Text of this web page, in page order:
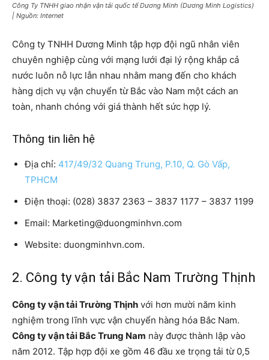
Công Ty TNHH giao nhận vận tải quốc tế Dương Minh (Dương Minh Logistics)
| Nguồn: Internet
Công ty TNHH Dương Minh tập hợp đội ngũ nhân viên
chuyên nghiệp cùng với mạng lưới đại lý rộng khắp cả
nước luôn nỗ lực lẫn nhau nhằm mang đến cho khách
hàng dịch vụ vận chuyển từ Bắc vào Nam một cách an
toàn, nhanh chóng với giá thành hết sức hợp lý.
Thông tin liên hệ
Địa chỉ: 417/49/32 Quang Trung, P.10, Q. Gò Vấp,
TPHCM
Điện thoại: (028) 3837 2363 – 3837 1177 – 3837 1199
Email: Marketing@duongminhvn.com
Website: duongminhvn.com.
2. Công ty vận tải Bắc Nam Trường Thịnh
Công ty vận tải Trường Thịnh với hơn mười năm kinh
nghiệm trong lĩnh vực vận chuyển hàng hóa Bắc Nam.
Công ty vận tải Bắc Trung Nam này được thành lập vào
năm 2012. Tập hợp đội xe gồm 46 đầu xe trọng tải từ 0,5